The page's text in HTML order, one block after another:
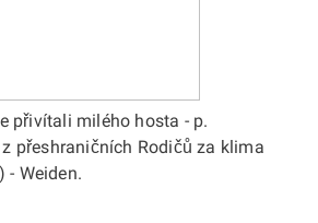
přivítali milého hosta - p.
přeshraničních Rodičů za klima
- Weiden.